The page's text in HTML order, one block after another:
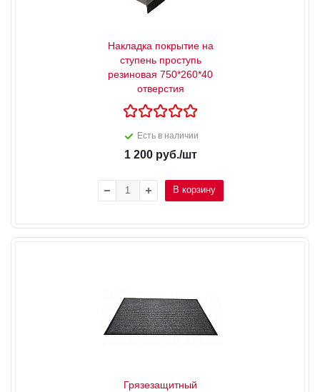
Накладка покрытие на
ступень проступь
резиновая 750*260*40
отверстия
Есть в наличии
1 200руб./шт
В корзину
Грязезащитный